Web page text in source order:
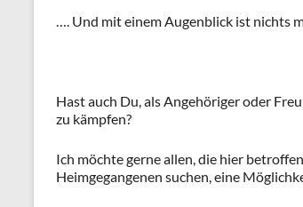
…. Und mit einem Augenblick ist nichts
Hast auch Du, als Angehöriger oder
zu kämpfen?
Ich möchte gerne allen, die hier
Heimgegangenen suchen, eine